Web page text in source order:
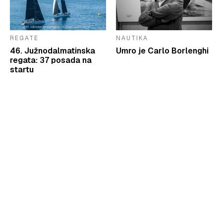
REGATE
46. Južnodalmatinska
regata: 37 posada na
startu
NAUTIKA
Umro je Carlo Borlenghi